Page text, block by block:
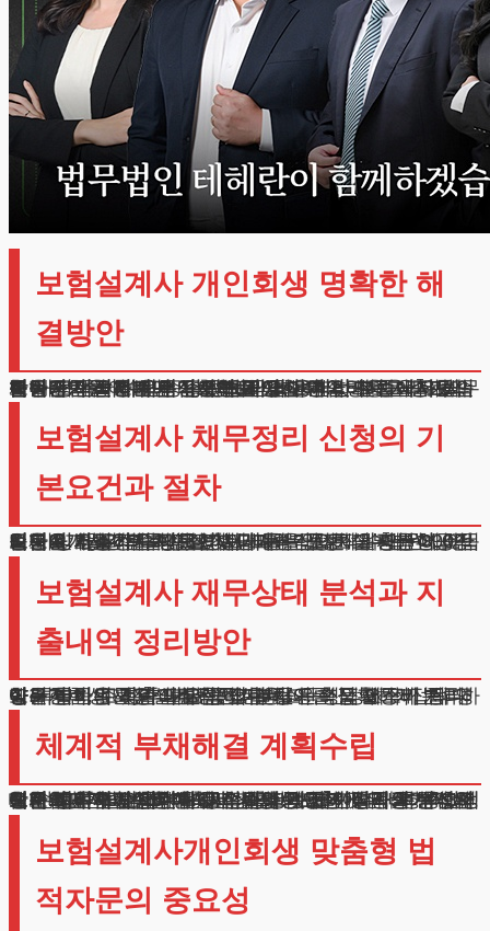
보험설계사 개인회생 명확한 해
결방안
금융감독원 통계에 따르면, 국내 보험업계 종사자들의 채무증가율이 매년 상승하고 있습니다.
불안정한 실적수당 구조와 과도한 영업비용 지출로 인한 재정적 어려움이 주된 원인입니다.
특히 지난해에는 경기침체로 인한 계약해지율 증가와 신규가입 감소로 수입이 크게 줄어든 것으로 나타났습니다.
오늘은 이러한 재무적 곤란을 겪고 계신 분들을 위해, 법적 구제절차의 핵심사항을 상세히 설명해드리고자 합니다. 특히 수입증명 방법과 비용처리 절차에서 실무적인 조언을 아끼지 않겠습니다.
보험설계사 채무정리 신청의 기
본요건과 절차
보험설계사개인회생의 첫 단계는 안정적 수입원 입증입니다. 많은 분들이 실적에 따른 급여체계 때문에 어려움을 호소하시지만, 이는 크게 걱정하실 사항이 아닙니다.
지난 6개월간의 수수료 지급내역만으로도 충분한 소득증명이 가능하기 때문입니다.
실제로 저희가 담당했던 사례들을 보면, 월평균 300만원 이상의 실적수당을 받으시는 분들은 대부분 성공적으로 인가결정을 받으셨습니다.
보험설계사 재무상태 분석과 지
출내역 정리방안
실무경험상 재정설계 전문가분들은 영업활동비 처리에 특별한 주의가 필요합니다. 차
량유지비, 고객관리비용, 접대비, 판촉물 제작비 등 다양한 항목의 지출이 발생하는데, 이를 정확하게 분류하고 기록하는 것이 매우 중요합니다.
이러한 비용들은 실질적인 가용소득 산정에 직접적 영향을 미치며, 향후 변제금액 결정의 핵심 요소가 됩니다.
체계적 부채해결 계획수립
보험설계사 개인회생에서 가장 중요한 것은 장기적 관점의 계획수립입니다.
단순히 현재 수입만을 고려하는 것이 아니라, 향후 3년에서 5년간의 수입예측과 생활비 지출계획까지 종합적으로 고려해야 합니다. 시장상황과 개인실적을 분석하여 안정적인 변제계획을 수립하는 것이 성공의 핵심입니다.
또한, 향후 발생할 수 있는 실적 변동성에 대비하여 비상계획도 함께 마련해야 합니다. 보험시장의 특성상 정책변화나 시장상황에 따라 수입이 크게 달라질 수 있기 때문입니다. 이러한 변동성을 고려한 탄력적인 변제계획 수립이 필요합니다.
보험설계사개인회생 맞춤형 법
적자문의 중요성